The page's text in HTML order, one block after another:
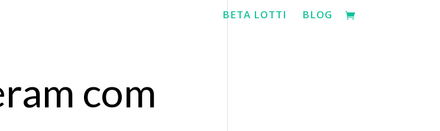
BETA LOTTI BLOG
com